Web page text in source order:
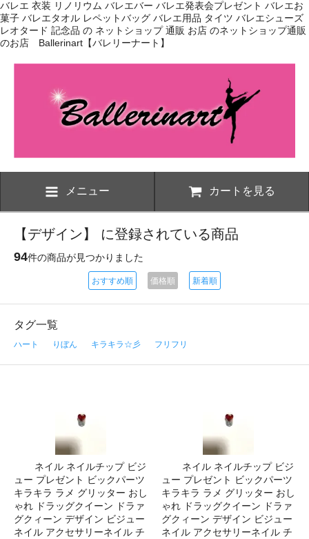
バレエ 衣装 リノリウム バレエバー バレエ発表会プレゼント バレエお
菓子 バレエタオル レペットバッグ バレエ用品 タイツ バレエシューズ
レオタード 記念品 の ネットショップ 通販 お店 のネットショップ通販
のお店 Ballerinart【バレリーナート】
メニュー カートを見る
【デザイン】 に登録されている商品
94件の商品が見つかりました
おすすめ順 価格順 新着順
タグ一覧
ハート りぼん キラキラ☆彡 フリフリ
ネイル ネイルチップ ビジ
ュー プレゼント ビックパーツ
キラキラ ラメ グリッター おし
ゃれ ドラッグクイーン ドラァ
グクィーン デザイン ビジュー
ネイル アクセサリーネイル チ
ネイル ネイルチップ ビジ
ュー プレゼント ビックパーツ
キラキラ ラメ グリッター おし
ゃれ ドラッグクイーン ドラァ
グクィーン デザイン ビジュー
ネイル アクセサリーネイル チ